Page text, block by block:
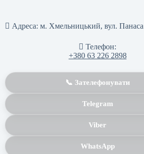
Адреса: м. Хмельницький, вул.
Телефон:
+380 63 226 2898
📞 Зателефонувати
Telegram
Viber
WhatsApp